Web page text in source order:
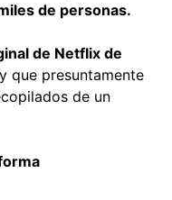
de personas.
de Netflix de
que presuntamente
de un